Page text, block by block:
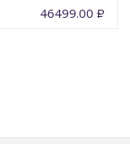
46499.00 Р